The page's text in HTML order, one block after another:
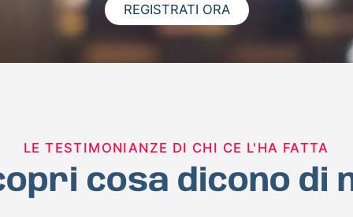
REGISTRATI ORA
LE TESTIMONIANZE DI CHI CE L'HA FATTA
cosa dicono di